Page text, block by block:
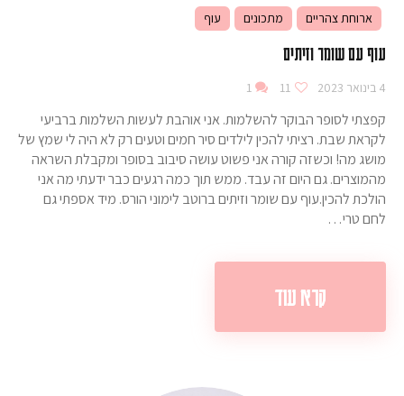
ארוחת צהריים מתכונים עוף
עוף עם שומר וזיתים
4 בינואר 2023 11
1
קפצתי לסופר הבוקר להשלמות. אני אוהבת לעשות השלמות ברביעי
לקראת שבת. רציתי להכין לילדים סיר חמים וטעים רק לא היה לי שמץ של
מושג מה! וכשזה קורה אני פשוט עושה סיבוב בסופר ומקבלת השראה
מהמוצרים. גם היום זה עבד. ממש תוך כמה רגעים כבר ידעתי מה אני
הולכת להכין.עוף עם שומר וזיתים ברוטב לימוני הורס. מיד אספתי גם
לחם טרי…
קרא עוד